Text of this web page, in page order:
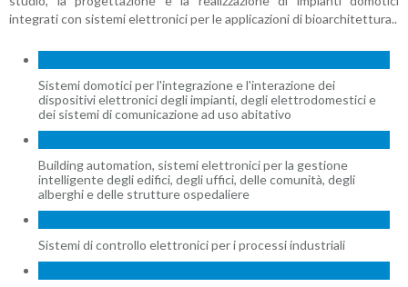
integrati con sistemi elettronici per le applicazioni di bioarchitettura..
Sistemi domotici per l'integrazione e l'interazione dei
dispositivi elettronici degli impianti, degli elettrodomestici e
dei sistemi di comunicazione ad uso abitativo
Building automation, sistemi elettronici per la gestione
intelligente degli edifici, degli uffici, delle comunità, degli
alberghi e delle strutture ospedaliere
Sistemi di controllo elettronici per i processi industriali